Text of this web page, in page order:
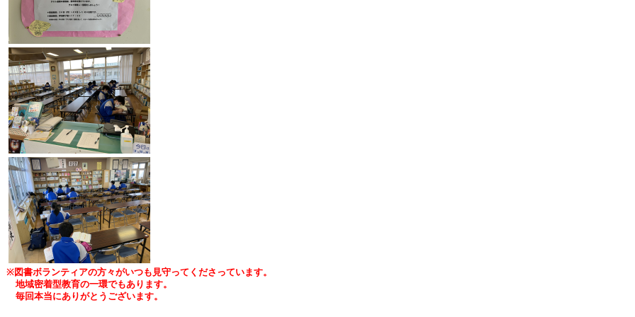
※図書ボランティアの方々がいつも見守ってくださっています。
地域密着型教育の一環でもあります。
毎回本当にありがとうございます。